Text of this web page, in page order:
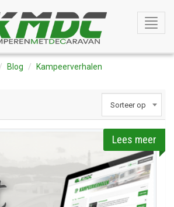
Toggle
Blog Kampeerverhalen
Sorteer op
Lees meer